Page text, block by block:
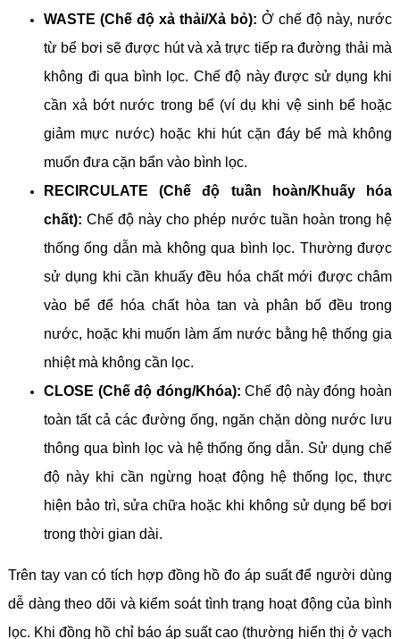
WASTE (Chế độ xả thải/Xả bỏ): Ở chế độ này, nước
từ bể bơi sẽ được hút và xả trực tiếp ra đường thải mà
không đi qua bình lọc. Chế độ này được sử dụng khi
cần xả bớt nước trong bể (ví dụ khi vệ sinh bể hoặc
giảm mực nước) hoặc khi hút cặn đáy bể mà không
muốn đưa cặn bẩn vào bình lọc.
RECIRCULATE (Chế độ tuần hoàn/Khuấy hóa
chất): Chế độ này cho phép nước tuần hoàn trong hệ
thống ống dẫn mà không qua bình lọc. Thường được
sử dụng khi cần khuấy đều hóa chất mới được châm
vào bể để hóa chất hòa tan và phân bố đều trong
nước, hoặc khi muốn làm ấm nước bằng hệ thống gia
nhiệt mà không cần lọc.
CLOSE (Chế độ đóng/Khóa): Chế độ này đóng hoàn
toàn tất cả các đường ống, ngăn chặn dòng nước lưu
thông qua bình lọc và hệ thống ống dẫn. Sử dụng chế
độ này khi cần ngừng hoạt động hệ thống lọc, thực
hiện bảo trì, sửa chữa hoặc khi không sử dụng bể bơi
trong thời gian dài.
Trên tay van có tích hợp đồng hồ đo áp suất để người dùng
dễ dàng theo dõi và kiểm soát tình trạng hoạt động của bình
lọc. Khi đồng hồ chỉ báo áp suất cao (thường hiển thị ở vạch